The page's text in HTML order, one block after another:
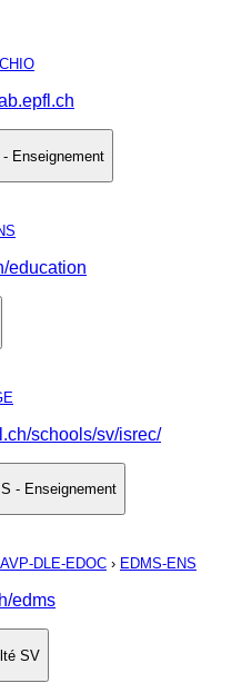
Enseignement
education
schools/sv/isrec/
- Enseignement
AVP-DLE-EDOC › EDMS-ENS
edms
SV